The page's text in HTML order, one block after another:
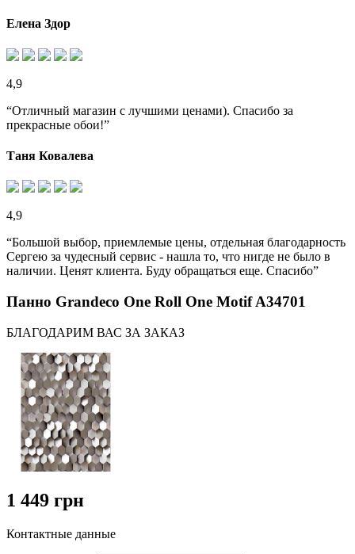
Елена Здор
4,9
“Отличный магазин с лучшими ценами). Спасибо за
прекрасные обои!”
Таня Ковалева
4,9
“Большой выбор, приемлемые цены, отдельная благодарность
Сергею за чудесный сервис - нашла то, что нигде не было в
наличии. Ценят клиента. Буду обращаться еще. Спасибо”
Панно Grandeco One Roll One Motif A34701
БЛАГОДАРИМ ВАС ЗА ЗАКАЗ
1 449 грн
Контактные данные